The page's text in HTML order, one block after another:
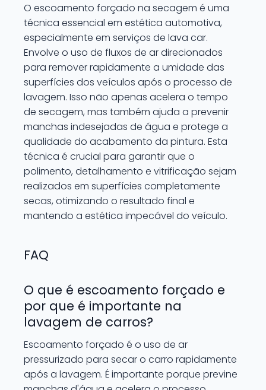
O escoamento forçado na secagem é uma
técnica essencial em estética automotiva,
especialmente em serviços de lava car.
Envolve o uso de fluxos de ar direcionados
para remover rapidamente a umidade das
superfícies dos veículos após o processo de
lavagem. Isso não apenas acelera o tempo
de secagem, mas também ajuda a prevenir
manchas indesejadas de água e protege a
qualidade do acabamento da pintura. Esta
técnica é crucial para garantir que o
polimento, detalhamento e vitrificação sejam
realizados em superfícies completamente
secas, otimizando o resultado final e
mantendo a estética impecável do veículo.
FAQ
O que é escoamento forçado e
por que é importante na
lavagem de carros?
Escoamento forçado é o uso de ar
pressurizado para secar o carro rapidamente
após a lavagem. É importante porque previne